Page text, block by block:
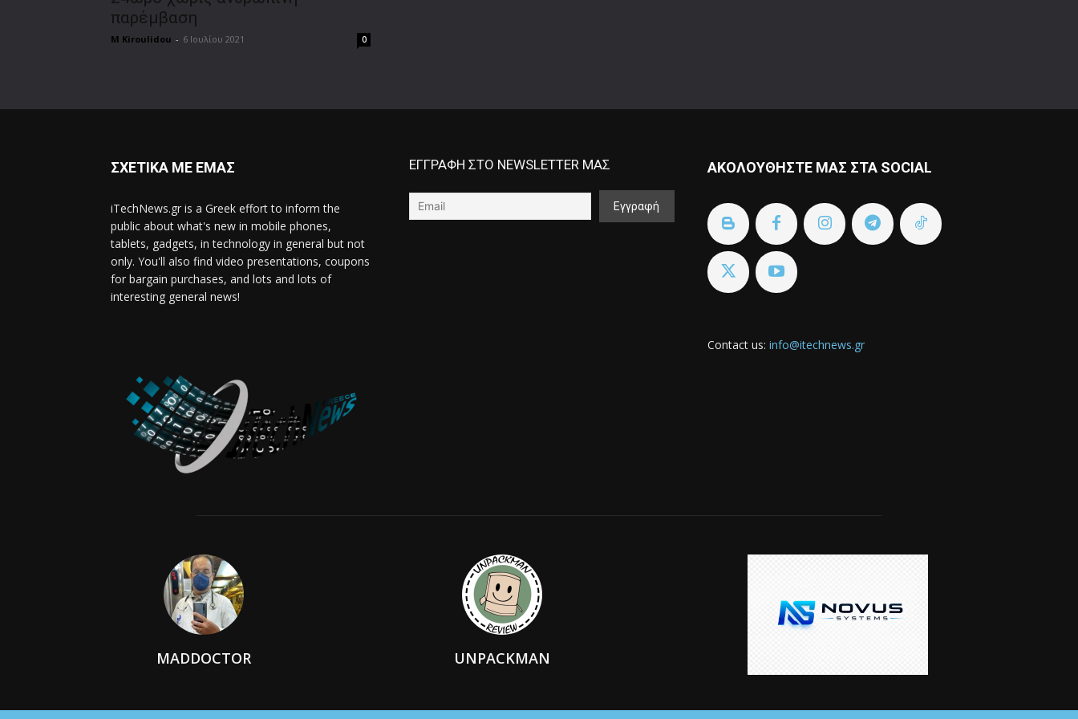
παρέμβαση
M Kiroulidou - 6 Ιουλίου 2021 0
ΣΧΕΤΙΚΑ ΜΕ ΕΜΑΣ
iTechNews.gr is a Greek effort to inform the
public about what's new in mobile phones,
tablets, gadgets, in technology in general but not
only. You'll also find video presentations, coupons
for bargain purchases, and lots and lots of
interesting general news!
ΕΓΓΡΑΦΗ ΣΤΟ NEWSLETTER ΜΑΣ ΑΚΟΛΟΥΘΗΣΤΕ ΜΑΣ ΣΤΑ SOCIAL
Contact us: info@itechnews.gr
MADDOCTOR UNPACKMAN